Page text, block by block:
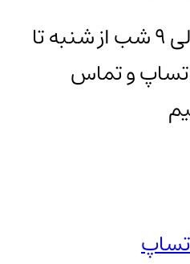
ما از ساعت 9 صبح الی 9 شب از شنبه تا
و تماس